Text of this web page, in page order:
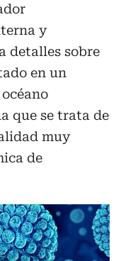
y
detalles sobre
en un
que se trata de
muy
de